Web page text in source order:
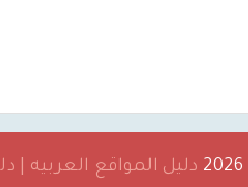
دليل المواقع العربيه